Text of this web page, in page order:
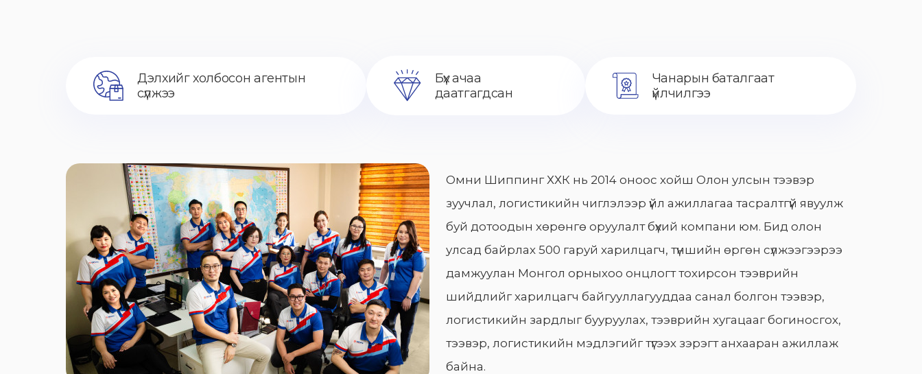
Дэлхийг холбосон агентын
сүлжээ
Бүх ачаа
даатгагдсан
Чанарын баталгаат
үйлчилгээ
Омни Шиппинг ХХК нь 2014 оноос хойш Олон улсын тээвэр
зуучлал, логистикийн чиглэлээр үйл ажиллагаа тасралтгүй явуулж
буй дотоодын хөрөнгө оруулалт бүхий компани юм. Бид олон
улсад байрлах 500 гаруй харилцагч, түншийн өргөн сүлжээгээрээ
дамжуулан Монгол орныхоо онцлогт тохирсон тээврийн
шийдлийг харилцагч байгууллагууддаа санал болгон тээвэр,
логистикийн зардлыг бууруулах, тээврийн хугацааг богиносгох,
тээвэр, логистикийн мэдлэгийг түгээх зэрэгт анхааран ажиллаж
байна.